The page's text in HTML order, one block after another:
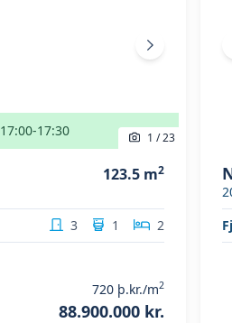
17:00-17:30
Næsta mynd
1 /23
123.5m2
3 1 2
720þ.kr./m2
88.900.000 kr.